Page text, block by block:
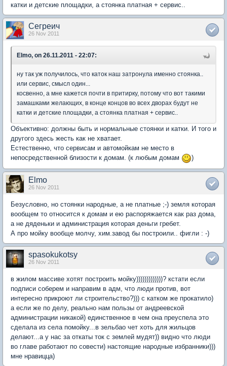
катки и детские площадки, а стоянка платная + сервис..
Сегреич
26 Nov 2011
Elmo, on 26.11.2011 - 22:07:
ну так уж получилось, что каток наш затронула именно стоянка..
или сервис, смысл один...
косвенно, а мне кажется почти в притирку, потому что вот такими
замашками желающих, в конце концов во всех дворах будут не
катки и детские площадки, а стоянка платная + сервис..
Объективно: должны быть и нормальные стоянки и катки. И того и
другого здесь жесть как не хватает.
Естественно, что сервисам и автомойкам не место в
непосредственной близости к домам. (к любым домам
)
Elmo
26 Nov 2011
Безусловно, но стоянки народные, а не платные ;-) земля которая
вообщем то относится к домам и ею распоряжается как раз дома,
а не дяденьки и администрация которая деньги гребет.
А про мойку вообще молчу, хим.завод бы построили.. фигли : -)
spasokukotsy
26 Nov 2011
в жилом массиве хотят построить мойку)))))))))))))? кстати если
подписи соберем и направим в адм, что люди против, вот
интересно прикроют ли строительство?))) с катком же прокатило)
а если же по делу, реально нам пользы от андреевской
администрации никакой) единственное в чем она преуспела это
сделала из села помойку...в зельбао чет хоть для жильцов
делают...а у нас за откаты ток с землей мудят)) видно что люди
во главе работают по совести) настоящие народные избранники)))
мне нравицца)